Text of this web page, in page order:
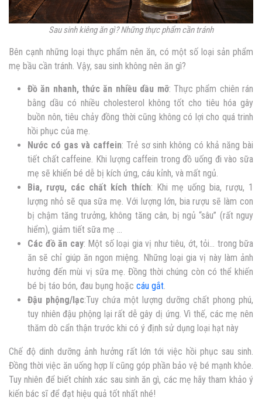
Sau sinh kiêng ăn gì? Những thực phẩm cần tránh
Bên cạnh những loại thực phẩm nên ăn, có một số loại sản phẩm
mẹ bầu cần tránh. Vậy, sau sinh không nên ăn gì?
Đồ ăn nhanh, thức ăn nhiều dầu mỡ: Thực phẩm chiên rán
bằng dầu có nhiều cholesterol không tốt cho tiêu hóa gây
buồn nôn, tiêu chảy đồng thời cũng không có lợi cho quá trinh
hồi phục của mẹ.
Nước có gas và caffein: Trẻ sơ sinh không có khả năng bài
tiết chất caffeine. Khi lượng caffein trong đồ uống đi vào sữa
mẹ sẽ khiến bé dễ bị kích ứng, cáu kỉnh, và mất ngủ.
Bia, rượu, các chất kích thích: Khi mẹ uống bia, rượu, 1
lượng nhỏ sẽ qua sữa mẹ. Với lượng lớn, bia rượu sẽ làm con
bị chậm tăng trưởng, không tăng cân, bị ngủ “sâu” (rất nguy
hiểm), giảm tiết sữa mẹ …
Các đồ ăn cay: Một số loại gia vị như tiêu, ớt, tỏi… trong bữa
ăn sẽ chỉ giúp ăn ngon miệng. Những loại gia vị này làm ảnh
hưởng đến mùi vị sữa mẹ. Đồng thời chúng còn có thể khiến
bé bị táo bón, đau bụng hoặc cáu gắt
Đậu phộng/lạc:Tuy chứa một lượng dưỡng chất phong phú,
tuy nhiên đậu phộng lại rất dễ gây dị ứng. Vì thế, các mẹ nên
thăm dò cẩn thận trước khi có ý định sử dụng loại hạt này
Chế độ dinh dưỡng ảnh hưởng rất lớn tới việc hồi phục sau sinh.
Đồng thời việc ăn uống hợp lí cũng góp phần bảo vệ bé mạnh khỏe.
Tuy nhiên để biết chính xác sau sinh ăn gì, các mẹ hãy tham khảo ý
kiến bác sĩ để đạt hiệu quả tốt nhất nhé!